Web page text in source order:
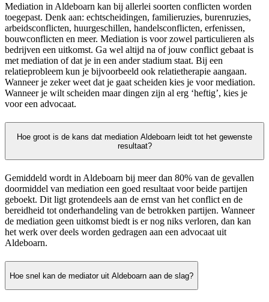
Mediation in Aldeboarn kan bij allerlei soorten conflicten worden
toegepast. Denk aan: echtscheidingen, familieruzies, burenruzies,
arbeidsconflicten, huurgeschillen, handelsconflicten, erfenissen,
bouwconflicten en meer. Mediation is voor zowel particulieren als
bedrijven een uitkomst. Ga wel altijd na of jouw conflict gebaat is
met mediation of dat je in een ander stadium staat. Bij een
relatieprobleem kun je bijvoorbeeld ook relatietherapie aangaan.
Wanneer je zeker weet dat je gaat scheiden kies je voor mediation.
Wanneer je wilt scheiden maar dingen zijn al erg ‘heftig’, kies je
voor een advocaat.
Hoe groot is de kans dat mediation Aldeboarn leidt tot het gewenste
resultaat?
Gemiddeld wordt in Aldeboarn bij meer dan 80% van de gevallen
doormiddel van mediation een goed resultaat voor beide partijen
geboekt. Dit ligt grotendeels aan de ernst van het conflict en de
bereidheid tot onderhandeling van de betrokken partijen. Wanneer
de mediation geen uitkomst biedt is er nog niks verloren, dan kan
het werk over deels worden gedragen aan een advocaat uit
Aldeboarn.
Hoe snel kan de mediator uit Aldeboarn aan de slag?